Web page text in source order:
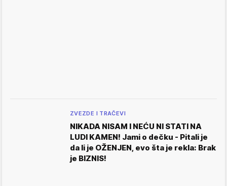
ZVEZDE I TRAČEVI
NIKADA NISAM I NEĆU NI STATI NA
LUDI KAMEN! Jami o dečku - Pitali je
da li je OŽENJEN, evo šta je rekla: Brak
je BIZNIS!